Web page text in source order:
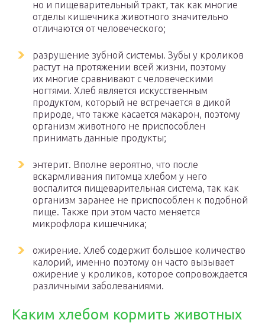
но и пищеварительный тракт, так как многие
отделы кишечника животного значительно
отличаются от человеческого;
разрушение зубной системы. Зубы у кроликов
растут на протяжении всей жизни, поэтому
их многие сравнивают с человеческими
ногтями. Хлеб является искусственным
продуктом, который не встречается в дикой
природе, что также касается макарон, поэтому
организм животного не приспособлен
принимать данные продукты;
энтерит. Вполне вероятно, что после
вскармливания питомца хлебом у него
воспалится пищеварительная система, так как
организм заранее не приспособлен к подобной
пище. Также при этом часто меняется
микрофлора кишечника;
ожирение. Хлеб содержит большое количество
калорий, именно поэтому он часто вызывает
ожирение у кроликов, которое сопровождается
различными заболеваниями.
Каким хлебом кормить животных